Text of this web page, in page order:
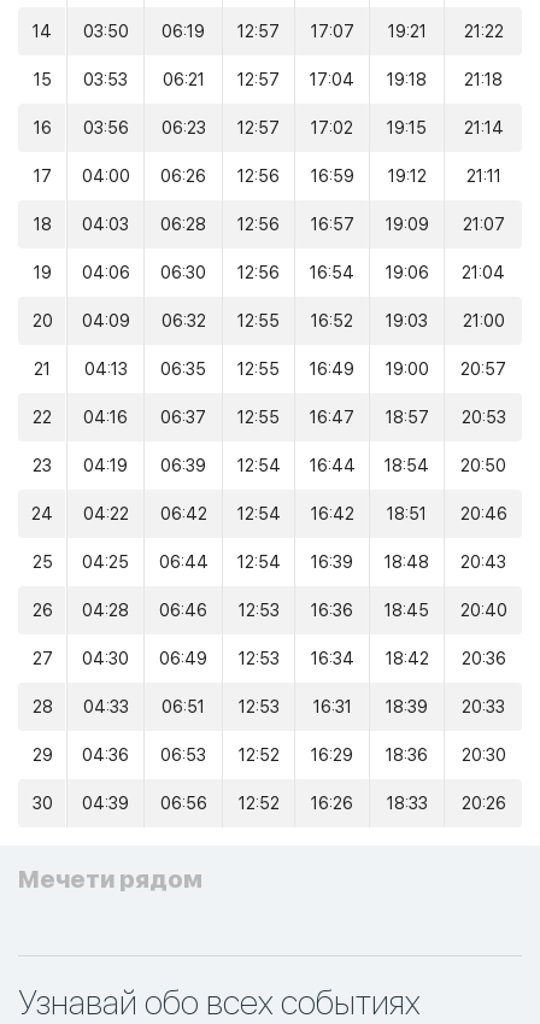
14 03:50 06:19 12:57 17:07 19:21 21:22
15 03:53 06:21 12:57 17:04 19:18 21:18
16 03:56 06:23 12:57 17:02 19:15 21:14
17 04:00 06:26 12:56 16:59 19:12 21:11
18 04:03 06:28 12:56 16:57 19:09 21:07
19 04:06 06:30 12:56 16:54 19:06 21:04
20 04:09 06:32 12:55 16:52 19:03 21:00
21 04:13 06:35 12:55 16:49 19:00 20:57
22 04:16 06:37 12:55 16:47 18:57 20:53
23 04:19 06:39 12:54 16:44 18:54 20:50
24 04:22 06:42 12:54 16:42 18:51 20:46
25 04:25 06:44 12:54 16:39 18:48 20:43
26 04:28 06:46 12:53 16:36 18:45 20:40
27 04:30 06:49 12:53 16:34 18:42 20:36
28 04:33 06:51 12:53 16:31 18:39 20:33
29 04:36 06:53 12:52 16:29 18:36 20:30
30 04:39 06:56 12:52 16:26 18:33 20:26
Мечети рядом
Узнавай обо всех событиях